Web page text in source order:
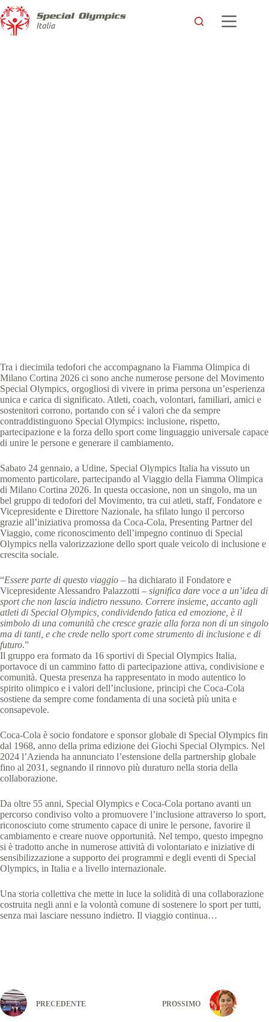
Tra i diecimila tedofori che accompagnano la Fiamma Olimpica di
Milano Cortina 2026 ci sono anche numerose persone del Movimento
Special Olympics, orgogliosi di vivere in prima persona un’esperienza
unica e carica di significato. Atleti, coach, volontari, familiari, amici e
sostenitori corrono, portando con sé i valori che da sempre
contraddistinguono Special Olympics: inclusione, rispetto,
partecipazione e la forza dello sport come linguaggio universale capace
di unire le persone e generare il cambiamento.
Sabato 24 gennaio, a Udine, Special Olympics Italia ha vissuto un
momento particolare, partecipando al Viaggio della Fiamma Olimpica
di Milano Cortina 2026. In questa occasione, non un singolo, ma un
bel gruppo di tedofori del Movimento, tra cui atleti, staff, Fondatore e
Vicepresidente e Direttore Nazionale, ha sfilato lungo il percorso
grazie all’iniziativa promossa da Coca-Cola, Presenting Partner del
Viaggio, come riconoscimento dell’impegno continuo di Special
Olympics nella valorizzazione dello sport quale veicolo di inclusione e
crescita sociale.
“Essere parte di questo viaggio – ha dichiarato il Fondatore e
Vicepresidente Alessandro Palazzotti – significa dare voce a un’idea di
sport che non lascia indietro nessuno. Correre insieme, accanto agli
atleti di Special Olympics, condividendo fatica ed emozione, è il
simbolo di una comunità che cresce grazie alla forza non di un singolo
ma di tanti, e che crede nello sport come strumento di inclusione e di
futuro.”
Il gruppo era formato da 16 sportivi di Special Olympics Italia,
portavoce di un cammino fatto di partecipazione attiva, condivisione e
comunità. Questa presenza ha rappresentato in modo autentico lo
spirito olimpico e i valori dell’inclusione, principi che Coca-Cola
sostiene da sempre come fondamenta di una società più unita e
consapevole.
Coca-Cola è socio fondatore e sponsor globale di Special Olympics fin
dal 1968, anno della prima edizione dei Giochi Special Olympics. Nel
2024 l’Azienda ha annunciato l’estensione della partnership globale
fino al 2031, segnando il rinnovo più duraturo nella storia della
collaborazione.
Da oltre 55 anni, Special Olympics e Coca-Cola portano avanti un
percorso condiviso volto a promuovere l’inclusione attraverso lo sport,
riconosciuto come strumento capace di unire le persone, favorire il
cambiamento e creare nuove opportunità. Nel tempo, questo impegno
si è tradotto anche in numerose attività di volontariato e iniziative di
sensibilizzazione a supporto dei programmi e degli eventi di Special
Olympics, in Italia e a livello internazionale.
Una storia collettiva che mette in luce la solidità di una collaborazione
costruita negli anni e la volontà comune di sostenere lo sport per tutti,
senza mai lasciare nessuno indietro. Il viaggio continua…
PRECEDENTE PROSSIMO